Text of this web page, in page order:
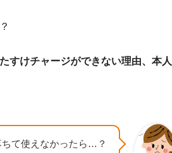
すけチャージができない理由、本人
て使えなかったら…？